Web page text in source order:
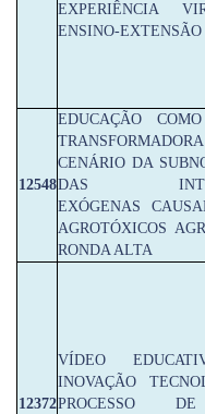
EXPERIÊNCIA
ENSINO-EXTENSÃO
12548
EDUCAÇÃO
CENÁRIO DA
DAS
EXÓGENAS
AGROTÓXICOS
RONDA ALTA
12372
VÍDEO
INOVAÇÃO
PROCESSO